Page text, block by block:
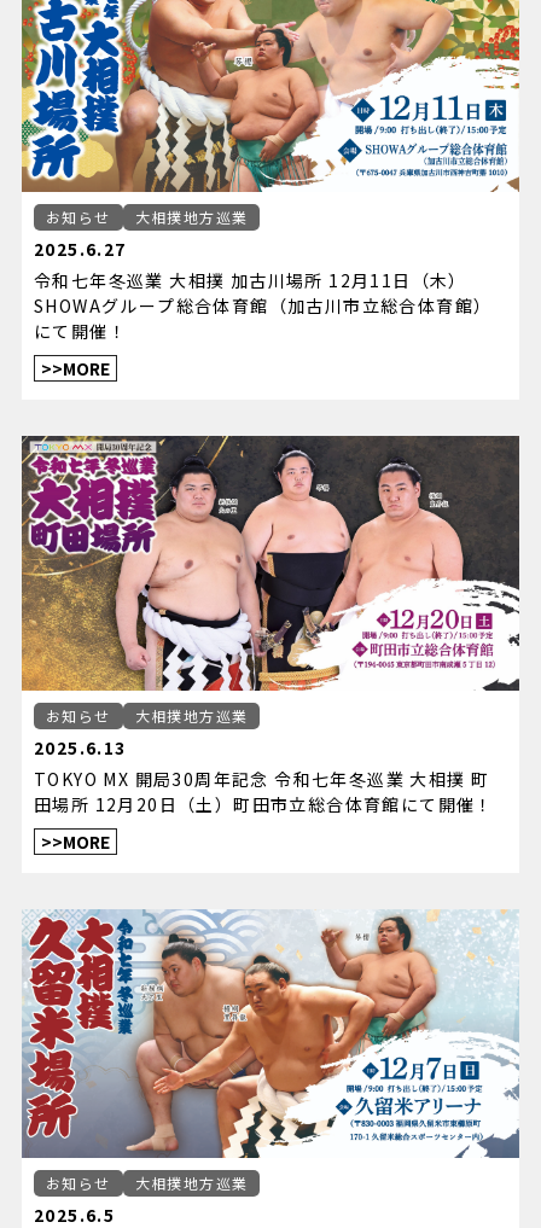
お知らせ 大相撲地方巡業
2025.6.27
令和七年冬巡業 大相撲 加古川場所 12月11日（木）
SHOWAグループ総合体育館（加古川市立総合体育館）
にて開催！
>>MORE
お知らせ 大相撲地方巡業
2025.6.13
TOKYO MX 開局30周年記念 令和七年冬巡業 大相撲 町
田場所 12月20日（土）町田市立総合体育館にて開催！
>>MORE
お知らせ 大相撲地方巡業
2025.6.5